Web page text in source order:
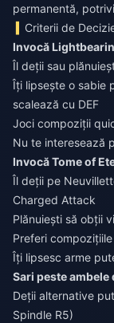
permanentă,
Criterii de
Invocă
Îl deții sau
Îți lipsește o sabie
scalează cu DEF
Joci compoziții
Nu te interesează
Invocă Tome of
Îl deții pe
Charged Attack
Plănuiești să obții
Preferi
Îți lipsesc arme
Sari peste ambele
Deții alternative
Spindle R5)